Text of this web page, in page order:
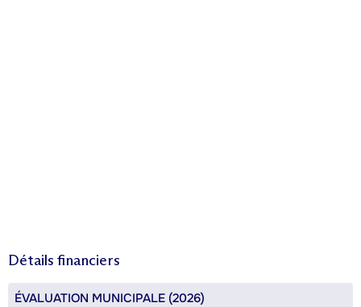
Détails financiers
ÉVALUATION MUNICIPALE (2026)